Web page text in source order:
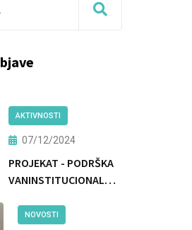
AKTIVNOSTI
07/12/2024
PROJEKAT - PODRŠKA
VANINSTITUCIONALNIM
ZAŠTITE
NOVOSTI